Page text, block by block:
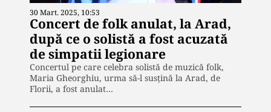
30 Mart. 2025, 10:53
Concert de folk anulat, la Arad,
după ce o solistă a fost acuzată
de simpatii legionare
Concertul pe care celebra solistă de muzică folk,
Maria Gheorghiu, urma să-l susţină la Arad, de
Florii, a fost anulat…